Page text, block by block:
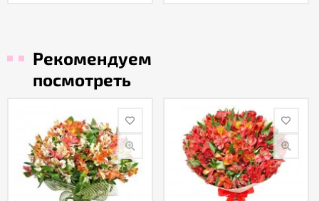
Рекомендуем
посмотреть